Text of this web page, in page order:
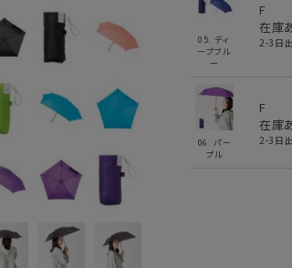
05. ディ
ープブル
ー
F
在庫
2-3日
06. パー
プル
F
在庫
2-3日